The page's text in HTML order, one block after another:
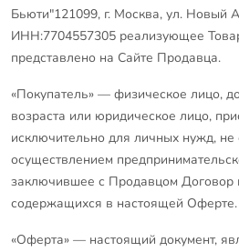
Бьюти"121099, г. Москва, ул. Новый
ИНН:7704557305 реализующее
представлено на Сайте Продавца.
«Покупатель» — физическое лицо,
возраста или юридическое лицо,
исключительно для личных нужд, не
осуществлением
заключившее с Продавцом Договор
содержащихся в настоящей Оферте.
«Оферта» — настоящий документ,